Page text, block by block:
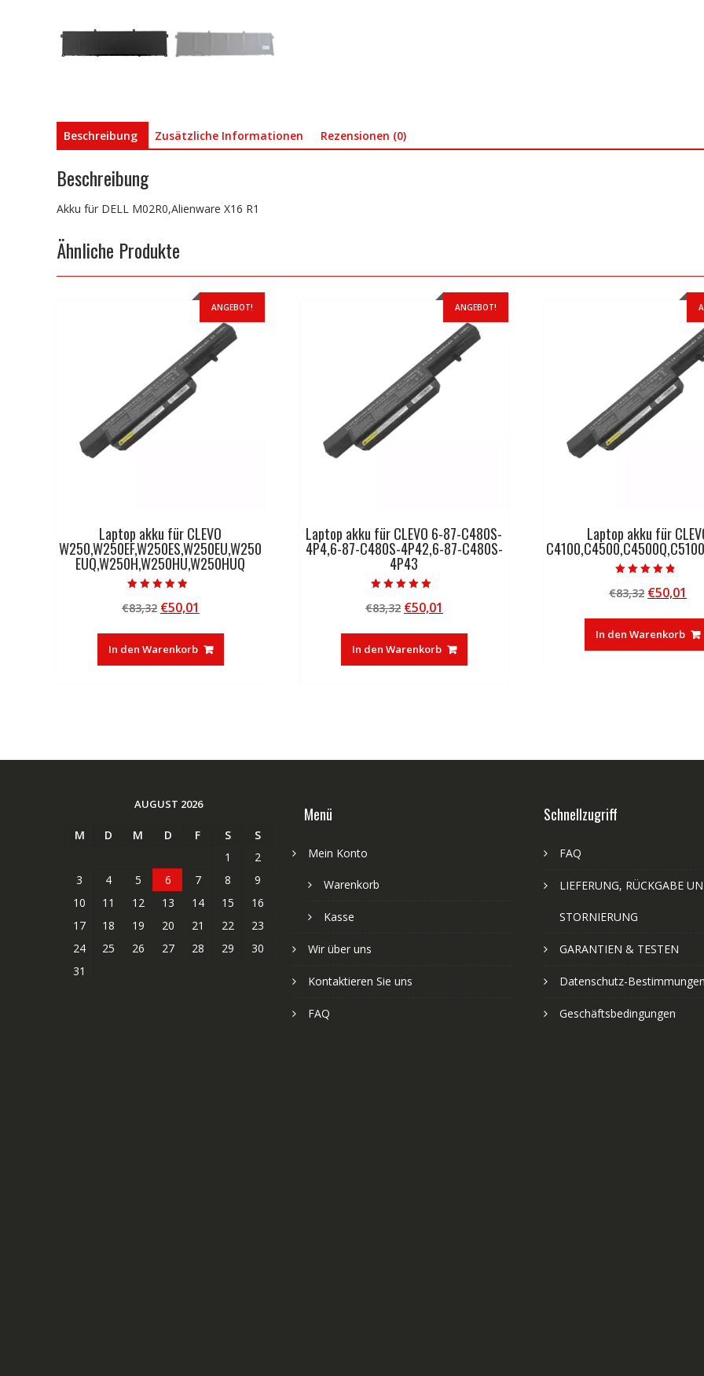
Beschreibung Zusätzliche Informationen Rezensionen (0)
Beschreibung
Akku für DELL M02R0,Alienware X16 R1
Ähnliche Produkte
ANGEBOT!
Laptop akku für CLEVO
W250,W250EF,W250ES,W250EU,W250
EUQ,W250H,W250HU,W250HUQ
4.50
von 5
€83,32 Ursprünglicher
war:
€83,32
€50,01
ist:
€50,01.
In den Warenkorb
ANGEBOT!
Laptop akku für CLEVO 6-87-C480S-
4P4,6-87-C480S-4P42,6-87-C480S-
4P43
5.00
von 5
€83,32 Ursprünglicher
war:
€83,32
€50,01
ist:
€50,01.
In den Warenkorb
Laptop akku für
4.50
von 5
€83,32
war:
€83,32
€50,01
ist:
In den Warenkorb
AUGUST 2026
M D M D F S
S
1
2
3
4 5 6 7 8
9
10
11 12 13 14 15
16
17
18 19 20 21 22
23
24
25 26 27 28 29
30
31
Menü
Mein Konto
Warenkorb
Kasse
Wir über uns
Kontaktieren Sie uns
FAQ
Schnellzugriff
FAQ
LIEFERUNG, RÜCKGABE
STORNIERUNG
GARANTIEN & TESTEN
Datenschutz-Bestimmungen
Geschäftsbedingungen